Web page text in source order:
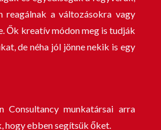
reagálnak a változásokra vagy
Ők kreatív módon meg is tudják
de néha jól jönne nekik is egy
Consultancy munkatársai arra
hogy ebben segítsük őket.